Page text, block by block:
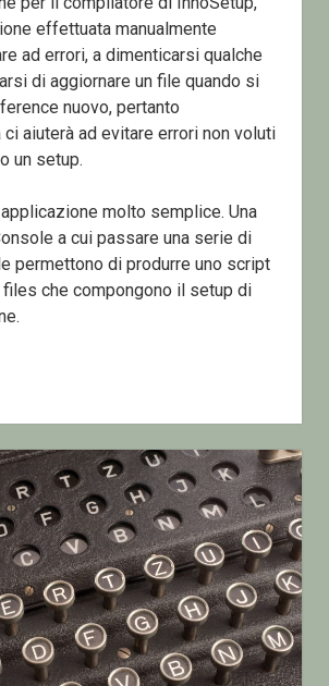
effettuata manualmente
ad errori, a dimenticarsi qualche
di aggiornare un file quando si
nuovo, pertanto
aiuterà ad evitare errori non voluti
un setup.
molto semplice. Una
a cui passare una serie di
permettono di produrre uno script
che compongono il setup di